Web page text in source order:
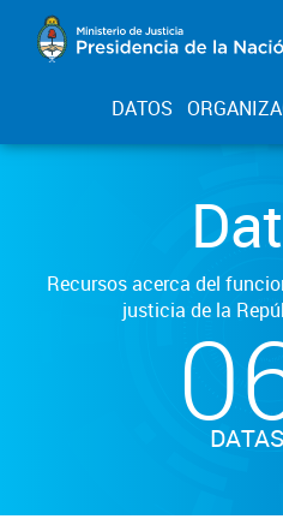
DATOS
Recursos acerca del
justicia de la